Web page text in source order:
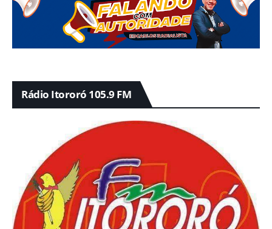
Rádio Itororó 105.9 FM